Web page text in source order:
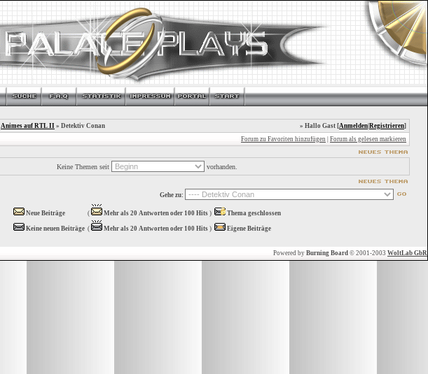
Animes auf RTL II » Detektiv Conan » Hallo Gast [Anmelden Registrieren]
Forum zu Favoriten hinzufügen Forum als gelesen markieren
Keine Themen seit vorhanden.
Gehe zu:
Neue Beiträge ( Mehr als 20 Antworten oder 100 Hits ) Thema geschlossen
Keine neuen Beiträge ( Mehr als 20 Antworten oder 100 Hits ) Eigene Beiträge
Powered by Burning Board © 2001-2003 WoltLab GbR